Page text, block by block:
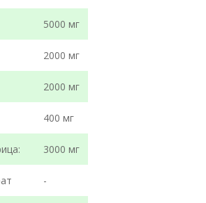
5000 мг
2000 мг
2000 мг
400 мг
3000 мг
-